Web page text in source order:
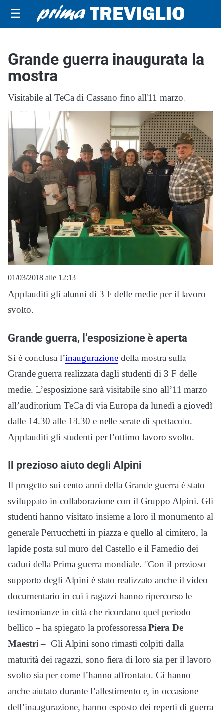
☰
Grande guerra inaugurata la
mostra
Visitabile al TeCa di Cassano fino all'11 marzo.
01/03/2018 alle 12:13
Applauditi gli alunni di 3 F delle medie per il lavoro
svolto.
Grande guerra, l’esposizione è aperta
Si è conclusa l’inaugurazione della mostra sulla
Grande guerra realizzata dagli studenti di 3 F delle
medie. L’esposizione sarà visitabile sino all’11 marzo
all’auditorium TeCa di via Europa da lunedì a giovedì
dalle 14.30 alle 18.30 e nelle serate di spettacolo.
Applauditi gli studenti per l’ottimo lavoro svolto.
Il prezioso aiuto degli Alpini
Il progetto sui cento anni della Grande guerra è stato
sviluppato in collaborazione con il Gruppo Alpini. Gli
studenti hanno visitato insieme a loro il monumento al
generale Perrucchetti in piazza e quello al cimitero, la
lapide posta sul muro del Castello e il Famedio dei
caduti della Prima guerra mondiale. “Con il prezioso
supporto degli Alpini è stato realizzato anche il video
documentario in cui i ragazzi hanno ripercorso le
testimonianze in città che ricordano quel periodo
bellico – ha spiegato la professoressa Piera De
Maestri– Gli Alpini sono rimasti colpiti dalla
maturità dei ragazzi, sono fiera di loro sia per il lavoro
svolto sia per come l’hanno affrontato. Ci hanno
anche aiutato durante l’allestimento e, in occasione
dell’inaugurazione, hanno esposto dei reperti di guerra